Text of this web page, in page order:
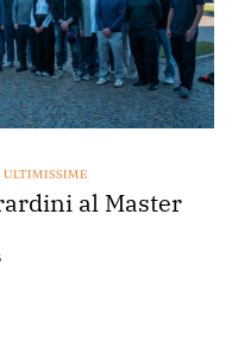
ULTIMISSIME
al Master